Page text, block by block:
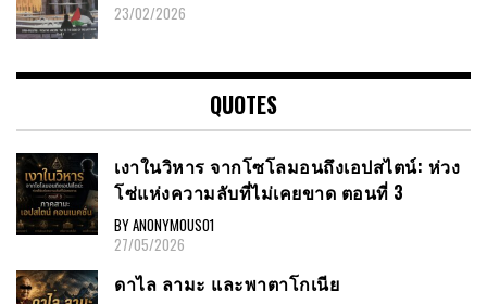
23/02/2026
QUOTES
เงาในวิหาร จากโซโลมอนถึงเอปสไตน์: ห่วง
โซ่แห่งความลับที่ไม่เคยขาด ตอนที่ 3
BY ANONYMOUS01
27/05/2026
ดาไล ลามะ และพาตาโกเนีย